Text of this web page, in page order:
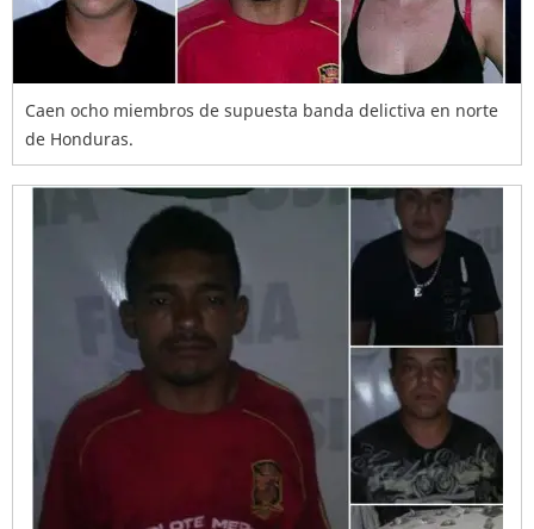
Caen ocho miembros de supuesta banda delictiva en norte
de Honduras.